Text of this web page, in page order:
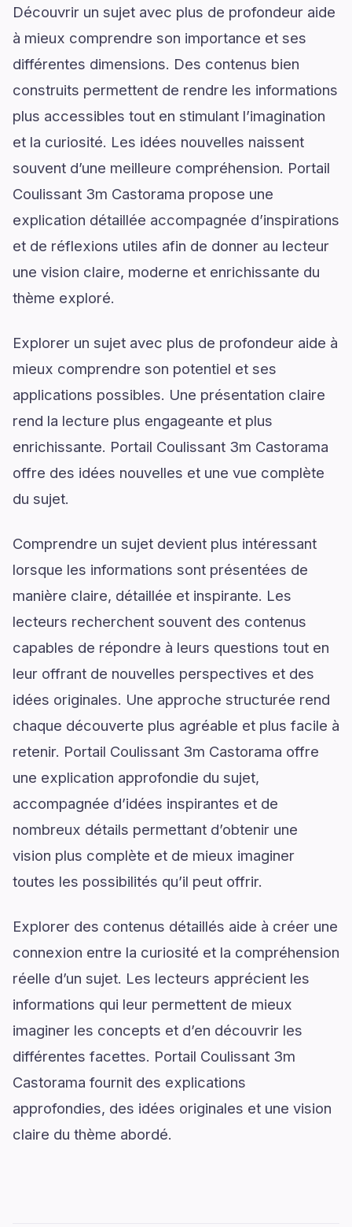
Découvrir un sujet avec plus de profondeur aide
à mieux comprendre son importance et ses
différentes dimensions. Des contenus bien
construits permettent de rendre les informations
plus accessibles tout en stimulant l’imagination
et la curiosité. Les idées nouvelles naissent
souvent d’une meilleure compréhension. Portail
Coulissant 3m Castorama propose une
explication détaillée accompagnée d’inspirations
et de réflexions utiles afin de donner au lecteur
une vision claire, moderne et enrichissante du
thème exploré.
Explorer un sujet avec plus de profondeur aide à
mieux comprendre son potentiel et ses
applications possibles. Une présentation claire
rend la lecture plus engageante et plus
enrichissante. Portail Coulissant 3m Castorama
offre des idées nouvelles et une vue complète
du sujet.
Comprendre un sujet devient plus intéressant
lorsque les informations sont présentées de
manière claire, détaillée et inspirante. Les
lecteurs recherchent souvent des contenus
capables de répondre à leurs questions tout en
leur offrant de nouvelles perspectives et des
idées originales. Une approche structurée rend
chaque découverte plus agréable et plus facile à
retenir. Portail Coulissant 3m Castorama offre
une explication approfondie du sujet,
accompagnée d’idées inspirantes et de
nombreux détails permettant d’obtenir une
vision plus complète et de mieux imaginer
toutes les possibilités qu’il peut offrir.
Explorer des contenus détaillés aide à créer une
connexion entre la curiosité et la compréhension
réelle d’un sujet. Les lecteurs apprécient les
informations qui leur permettent de mieux
imaginer les concepts et d’en découvrir les
différentes facettes. Portail Coulissant 3m
Castorama fournit des explications
approfondies, des idées originales et une vision
claire du thème abordé.